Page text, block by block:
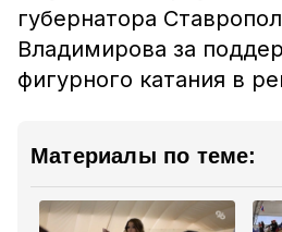
губернатора
Владимирова за
фигурного катания в
Материалы по теме: